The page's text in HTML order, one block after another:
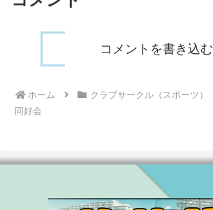
コメントを書き込む
ホーム クラブサークル（スポーツ）
同好会